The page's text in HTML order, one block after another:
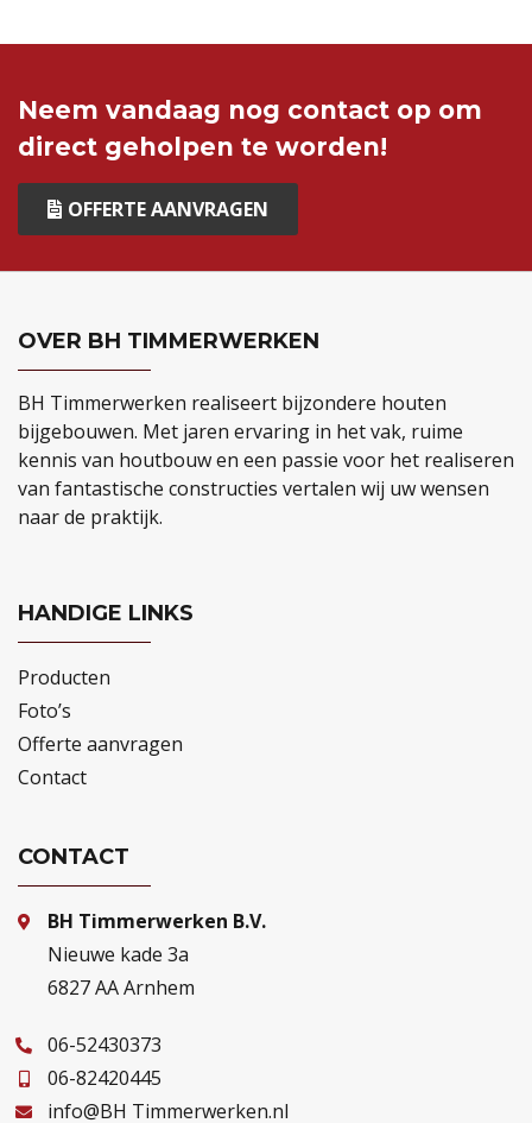
Neem vandaag nog contact op om
direct geholpen te worden!
OFFERTE AANVRAGEN
OVER BH TIMMERWERKEN
BH Timmerwerken realiseert bijzondere houten
bijgebouwen. Met jaren ervaring in het vak, ruime
kennis van houtbouw en een passie voor het realiseren
van fantastische constructies vertalen wij uw wensen
naar de praktijk.
HANDIGE LINKS
Producten
Foto’s
Offerte aanvragen
Contact
CONTACT
BH Timmerwerken B.V.
Nieuwe kade 3a
6827 AA Arnhem
06-52430373
06-82420445
info@BH Timmerwerken.nl